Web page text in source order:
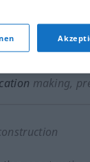
making,
making,